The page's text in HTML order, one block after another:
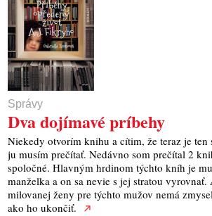
Správy
Dva dojímavé príbehy
Niekedy otvorím knihu a cítim, že teraz je ten
ju musím prečítať. Nedávno som prečítal 2
spoločné. Hlavným hrdinom týchto kníh je
manželka a on sa nevie s jej stratou
milovanej ženy pre týchto mužov nemá
ako ho ukončiť.